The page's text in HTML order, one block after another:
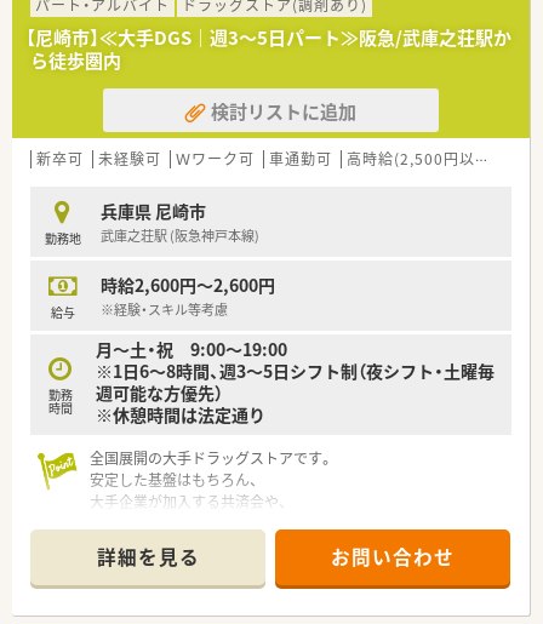
パート・アルバイト ドラッグストア(調剤あり)
【尼崎市】≪大手DGS｜週3～5日パート≫阪急/武庫之荘駅か
ら徒歩圏内
検討リストに追加
新卒可 未経験可 Ｗワーク可 車通勤可 高時給(2,500円以上)
勤務地
兵庫県 尼崎市
武庫之荘駅 (阪急神戸本線)
給与
時給2,600円～2,600円
※経験・スキル等考慮
勤務
時間
月～土・祝 9:00～19:00
※1日6～8時間、週3～5日シフト制（夜シフト・土曜毎
週可能な方優先）
※休憩時間は法定通り
全国展開の大手ドラッグストアです。
安定した基盤はもちろん、
大手企業が加入する共済会や、
調剤併設型の店舗でOTC・調剤どちらもバランスよく身に付ける
ことができます。
積極的な事業展開で勢いのある企業です。
詳細を見る お問い合わせ